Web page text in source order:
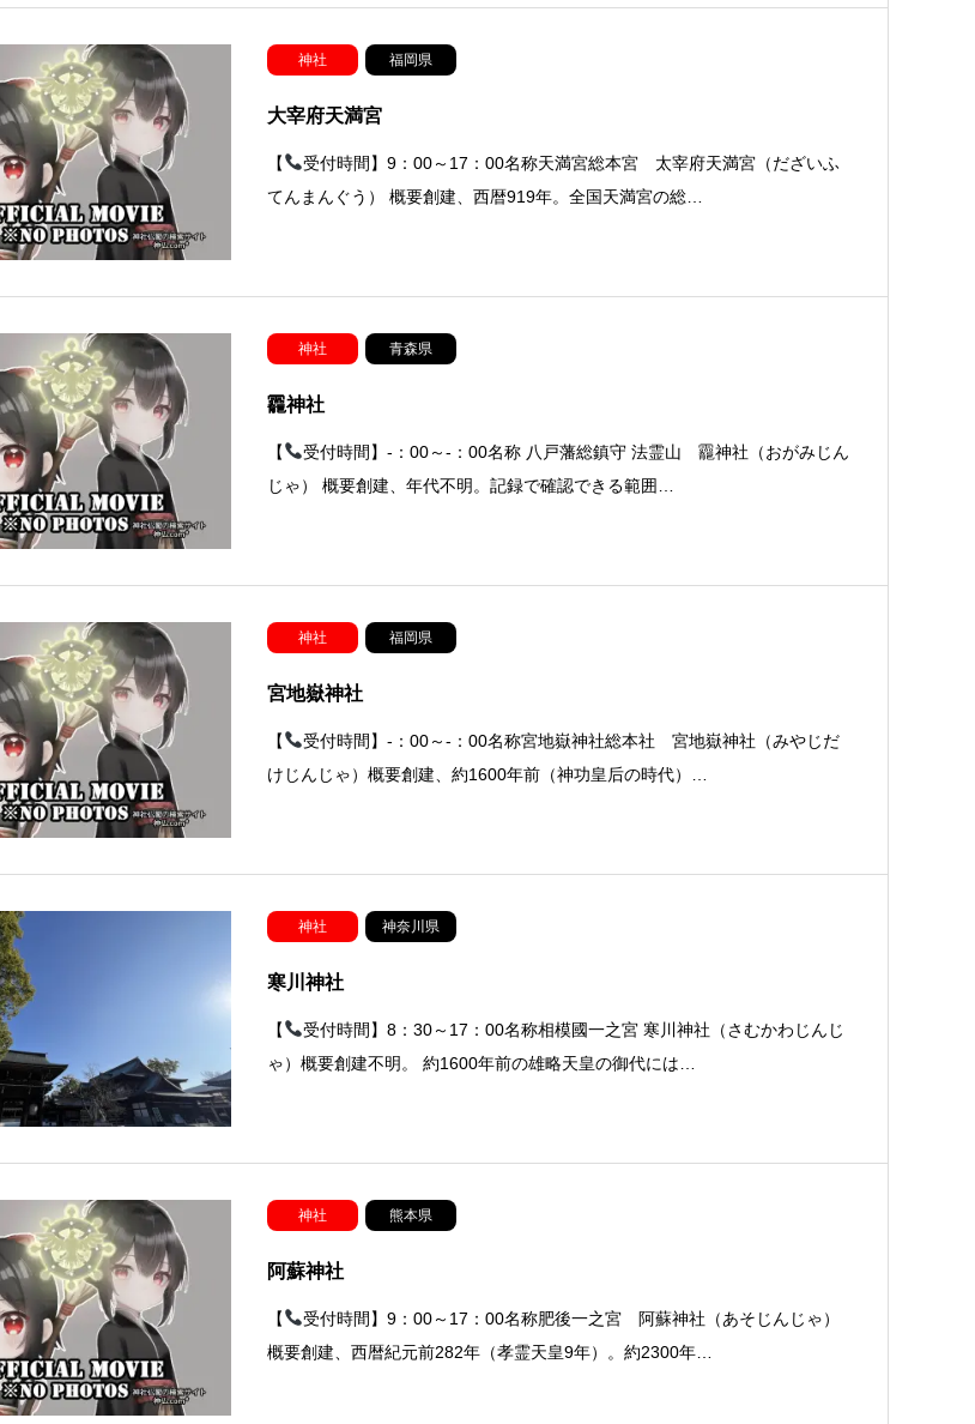
神社 福岡県
大宰府天満宮
【
受付時間】9：00～17：00名称天満宮総本宮 太宰府天満宮（だざいふ
てんまんぐう） 概要創建、西暦919年。全国天満宮の総…
神社 青森県
龗神社
【
受付時間】-：00～-：00名称 八戸藩総鎮守 法霊山 龗神社（おがみじん
じゃ） 概要創建、年代不明。記録で確認できる範囲…
神社 福岡県
宮地嶽神社
【
受付時間】-：00～-：00名称宮地嶽神社総本社 宮地嶽神社（みやじだ
けじんじゃ）概要創建、約1600年前（神功皇后の時代）…
神社 神奈川県
寒川神社
【
受付時間】8：30～17：00名称相模國一之宮 寒川神社（さむかわじんじ
ゃ）概要創建不明。 約1600年前の雄略天皇の御代には…
神社 熊本県
阿蘇神社
【
受付時間】9：00～17：00名称肥後一之宮 阿蘇神社（あそじんじゃ）
概要創建、西暦紀元前282年（孝霊天皇9年）。約2300年…